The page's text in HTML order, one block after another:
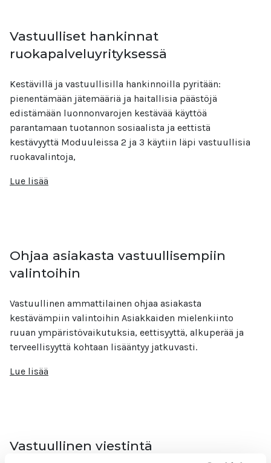
Vastuulliset hankinnat
ruokapalveluyrityksessä
Kestävillä ja vastuullisilla hankinnoilla pyritään:
pienentämään jätemääriä ja haitallisia päästöjä
edistämään luonnonvarojen kestävää käyttöä
parantamaan tuotannon sosiaalista ja eettistä
kestävyyttä Moduuleissa 2 ja 3 käytiin läpi vastuullisia
ruokavalintoja,
Lue lisää
Ohjaa asiakasta vastuullisempiin
valintoihin
Vastuullinen ammattilainen ohjaa asiakasta
kestävämpiin valintoihin Asiakkaiden mielenkiinto
ruuan ympäristövaikutuksia, eettisyyttä, alkuperää ja
terveellisyyttä kohtaan lisääntyy jatkuvasti.
Lue lisää
Vastuullinen viestintä